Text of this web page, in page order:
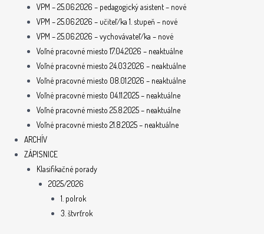
VPM – 25.06.2026 – pedagogický asistent – nové
VPM – 25.06.2026 – učiteľ/ka 1. stupeň – nové
VPM – 25.06.2026 – vychovávateľ/ka – nové
Voľné pracovné miesto 17.04.2026 – neaktuálne
Voľné pracovné miesto 24.03.2026 – neaktuálne
Voľné pracovné miesto 08.01.2026 – neaktuálne
Voľné pracovné miesto 04.11.2025 – neaktuálne
Voľné pracovné miesto 25.8.2025 – neaktuálne
Voľné pracovné miesto 21.8.2025 – neaktuálne
ARCHÍV
ZÁPISNICE
Klasifikačné porady
2025/2026
1. polrok
3. štvrťrok